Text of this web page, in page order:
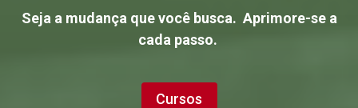
Seja a mudança que você busca. Aprimore-se a
cada passo.
Cursos